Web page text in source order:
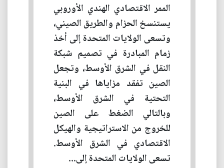
الممر الاقتصادي الهندي الأوروبي
يستنسخ الحزام والطريق الصيني،
وتسعى الولايات المتحدة إلى أخذ
زمام المبادرة في تصميم شبكة
النقل في الشرق الأوسط، وتجعل
الصين تفقد مزاياها في البنية
التحتية في الشرق الأوسط،
وبالتالي الضغط على الصين
للخروج من الاستراتيجية والهيكل
الاقتصادي في الشرق الأوسط.
تسعى الولايات المتحدة إلى...